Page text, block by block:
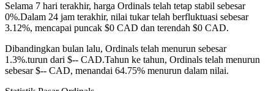
USDC Berjangka
Kontrak berjangka menggunakan USDC sebagai jaminannya
Selama 7 hari terakhir, harga Ordinals telah tetap stabil sebesar
0%.Dalam 24 jam terakhir, nilai tukar telah berfluktuasi sebesar
3.12%, mencapai puncak $0 CAD dan terendah $0 CAD.
Dibandingkan bulan lalu, Ordinals telah menurun sebesar
1.3%.turun dari $-- CAD.Tahun ke tahun, Ordinals telah menurun
sebesar $-- CAD, menandai 64.75% menurun dalam nilai.